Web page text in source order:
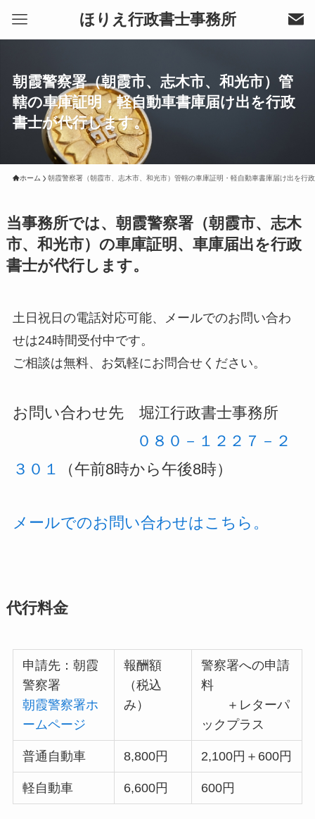
ほりえ行政書士事務所
朝霞警察署（朝霞市、志木市、和光市）管
轄の車庫証明・軽自動車書庫届け出を行政
書士が代行します。
ホーム 朝霞警察署（朝霞市、志木市、和光市）管轄の車庫証明・軽自動車書庫届け出を行
当事務所では、朝霞警察署（朝霞市、志木
市、和光市）の車庫証明、車庫届出を行政
書士が代行します。
土日祝日の電話対応可能、メールでのお問い合わ
せは24時間受付中です。
ご相談は無料、お気軽にお問合せください。
お問い合わせ先 堀江行政書士事務所
０８０－１２２７－２
３０１
（午前8時から午後8時）
メールでのお問い合わせはこちら。
代行料金
申請先：朝霞
警察署
朝霞警察署ホ
ームページ
報酬額
（税込
み）
警察署への申請
料
＋レターパ
ックプラス
普通自動車 8,800円 2,100円＋600円
軽自動車 6,600円 600円